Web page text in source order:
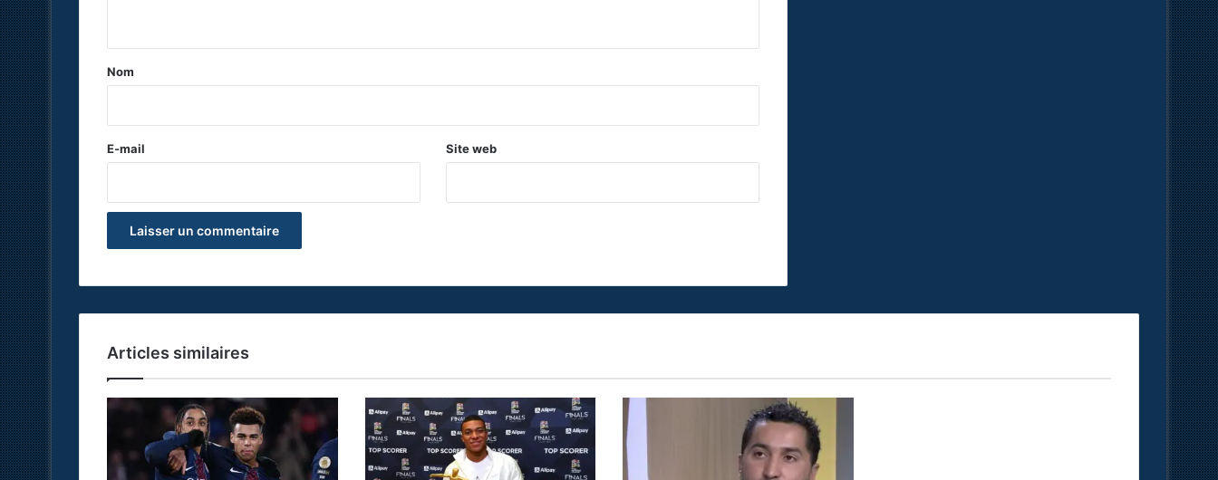
a
e
Nom
E-mail Site web
Articles similaires